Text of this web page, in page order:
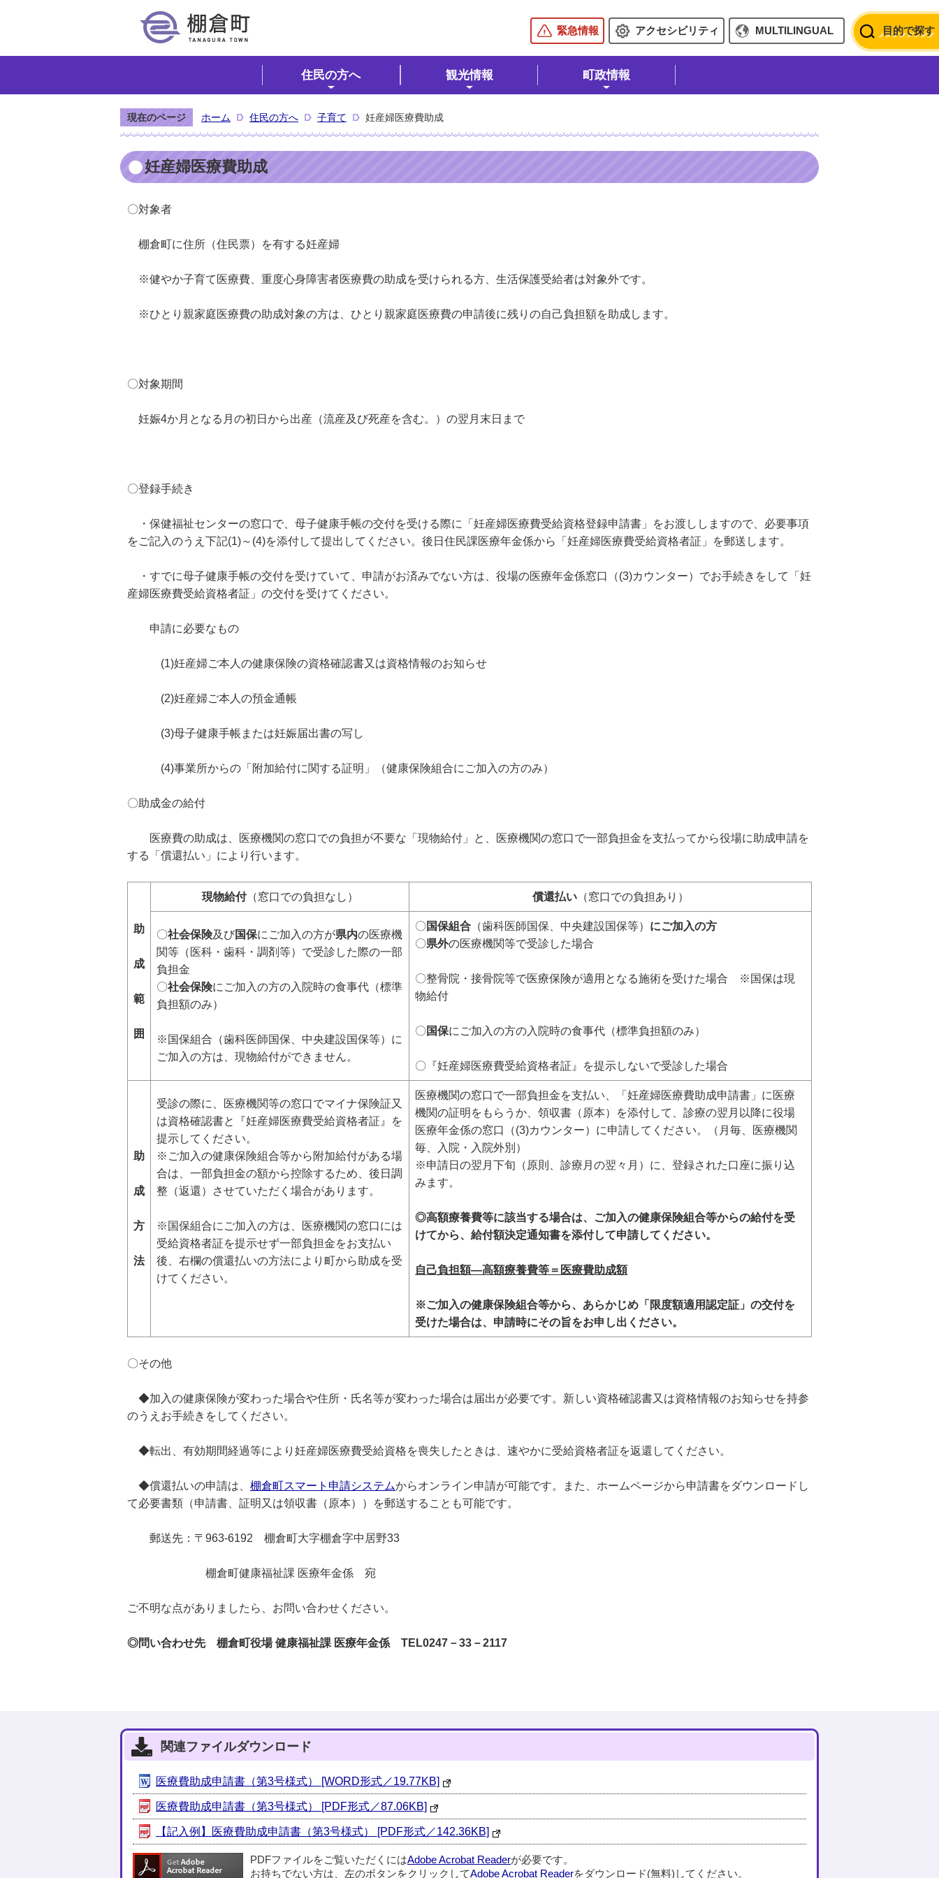
緊急情報
アクセシビリティ MULTILINGUAL 目的で探す
住民の方へ 観光情報 町政情報
現在のページ ホーム 住民の方へ 子育て 妊産婦医療費助成
妊産婦医療費助成
〇対象者
棚倉町に住所（住民票）を有する妊産婦
※健やか子育て医療費、重度心身障害者医療費の助成を受けられる方、生活保護受給者は対象外です。
※ひとり親家庭医療費の助成対象の方は、ひとり親家庭医療費の申請後に残りの自己負担額を助成します。
〇対象期間
妊娠4か月となる月の初日から出産（流産及び死産を含む。）の翌月末日まで
〇登録手続き
・保健福祉センターの窓口で、母子健康手帳の交付を受ける際に「妊産婦医療費受給資格登録申請書」をお渡ししますので、必要事項
をご記入のうえ下記(1)～(4)を添付して提出してください。後日住民課医療年金係から「妊産婦医療費受給資格者証」を郵送します。
・すでに母子健康手帳の交付を受けていて、申請がお済みでない方は、役場の医療年金係窓口（(3)カウンター）でお手続きをして「妊
産婦医療費受給資格者証」の交付を受けてください。
申請に必要なもの
(1)妊産婦ご本人の健康保険の資格確認書又は資格情報のお知らせ
(2)妊産婦ご本人の預金通帳
(3)母子健康手帳または妊娠届出書の写し
(4)事業所からの「附加給付に関する証明」（健康保険組合にご加入の方のみ）
〇助成金の給付
医療費の助成は、医療機関の窓口での負担が不要な「現物給付」と、医療機関の窓口で一部負担金を支払ってから役場に助成申請を
する「償還払い」により行います。
助
成
範
囲
現物給付（窓口での負担なし） 償還払い（窓口での負担あり）
〇社会保険及び国保にご加入の方が県内の医療機
関等（医科・歯科・調剤等）で受診した際の一部
負担金
〇社会保険にご加入の方の入院時の食事代（標準
負担額のみ）
※国保組合（歯科医師国保、中央建設国保等）に
ご加入の方は、現物給付ができません。
〇 国保組合 （歯科医師国保、中央建設国保等） にご加入の方
〇県外の医療機関等で受診した場合
〇整骨院・接骨院等で医療保険が適用となる施術を受けた場合 ※国保は現
物給付
〇 国保にご加入の方の入院時の食事代（標準負担額のみ）
〇『妊産婦医療費受給資格者証』を提示しないで受診した場合
助
成
方
法
受診の際に、医療機関等の窓口でマイナ保険証又
は資格確認書と『妊産婦医療費受給資格者証』を
提示してください。
※ご加入の健康保険組合等から附加給付がある場
合は、一部負担金の額から控除するため、後日調
整（返還）させていただく場合があります。
※国保組合にご加入の方は、医療機関の窓口には
受給資格者証を提示せず一部負担金をお支払い
後、右欄の償還払いの方法により町から助成を受
けてください。
医療機関の窓口で一部負担金を支払い、「妊産婦医療費助成申請書」に医療
機関の証明をもらうか、領収書（原本）を添付して、診療の翌月以降に役場
医療年金係の窓口（(3)カウンター）に申請してください。（月毎、医療機関
毎、入院・入院外別）
※申請日の翌月下旬（原則、診療月の翌々月）に、登録された口座に振り込
みます。
◎高額療養費等に該当する場合は、ご加入の健康保険組合等からの給付を受
けてから、給付額決定通知書を添付して申請してください。
自己負担額―高額療養費等＝医療費助成額
※ご加入の健康保険組合等から、あらかじめ「限度額適用認定証」の交付を
受けた場合は、申請時にその旨をお申し出ください。
〇その他
◆加入の健康保険が変わった場合や住所・氏名等が変わった場合は届出が必要です。新しい資格確認書又は資格情報のお知らせを持参
のうえお手続きをしてください。
◆転出、有効期間経過等により妊産婦医療費受給資格を喪失したときは、速やかに受給資格者証を返還してください。
◆償還払いの申請は、 棚倉町スマート申請システムからオンライン申請が可能です。また、ホームページから申請書をダウンロードし
て必要書類（申請書、証明又は領収書（原本））を郵送することも可能です。
郵送先：〒963-6192 棚倉町大字棚倉字中居野33
棚倉町健康福祉課 医療年金係 宛
ご不明な点がありましたら、お問い合わせください。
◎問い合わせ先 棚倉町役場 健康福祉課 医療年金係 TEL0247－33－2117
関連ファイルダウンロード
医療費助成申請書（第3号様式） [WORD形式／19.77KB]
医療費助成申請書（第3号様式） [PDF形式／87.06KB]
【記入例】医療費助成申請書（第3号様式） [PDF形式／142.36KB]
PDFファイルをご覧いただくにはAdobe Acrobat Readerが必要です。
お持ちでない方は、左のボタンをクリックしてAdobe Acrobat Readerをダウンロード(無料)してください。